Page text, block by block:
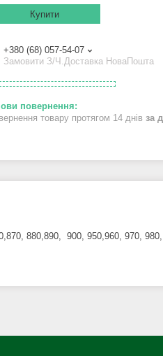
Купити
+380 (68) 057-54-07
Замовити З/Ч.Доставка НоваПошта
товару протягом 14 днів за
880,890, 900, 950,960, 970,